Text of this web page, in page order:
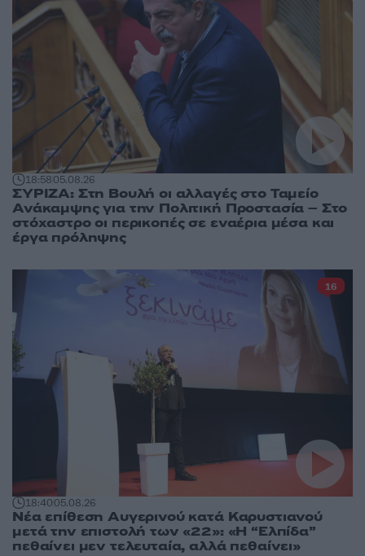
18:5805.08.26
ΣΥΡΙΖΑ: Στη Βουλή οι αλλαγές στο Ταμείο
Ανάκαμψης για την Πολιτική Προστασία – Στο
στόχαστρο οι περικοπές σε εναέρια μέσα και
έργα πρόληψης
18:4005.08.26
Νέα επίθεση Αυγερινού κατά Καρυστιανού
μετά την επιστολή των «22»: «Η “Ελπίδα”
πεθαίνει μεν τελευταία, αλλά πεθαίνει»
16